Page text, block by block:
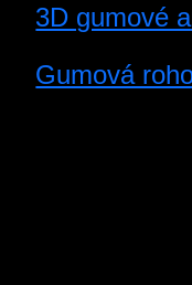
3D gumové
Gumová